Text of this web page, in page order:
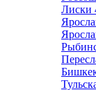
Лиски